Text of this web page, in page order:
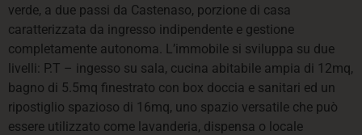
verde, a due passi da Castenaso, porzione di casa
caratterizzata da ingresso indipendente e gestione
completamente autonoma. L’immobile si sviluppa su due
livelli: P.T – ingesso su sala, cucina abitabile ampia di 12mq,
bagno di 5.5mq finestrato con box doccia e sanitari ed un
ripostiglio spazioso di 16mq, uno spazio versatile che può
essere utilizzato come lavanderia, dispensa o locale